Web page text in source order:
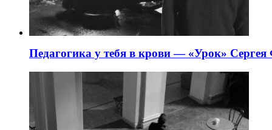
Педагогика у тебя в крови — «Урок» Сергея